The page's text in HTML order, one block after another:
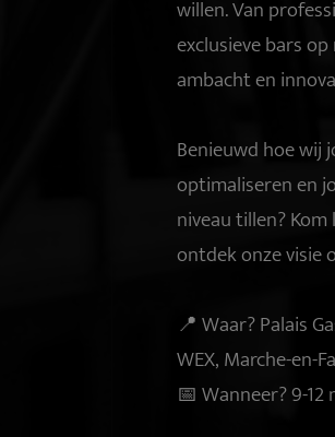
willen. Van
exclusieve bars
ambacht en
Benieuwd hoe wij
optimaliseren en
niveau tillen?
ontdek onze visie
📍 Waar? Palais
WEX, Marche-en-
📅 Wanneer? 9-